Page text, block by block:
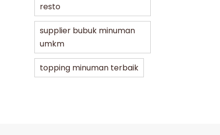
resto
supplier bubuk minuman
umkm
topping minuman terbaik